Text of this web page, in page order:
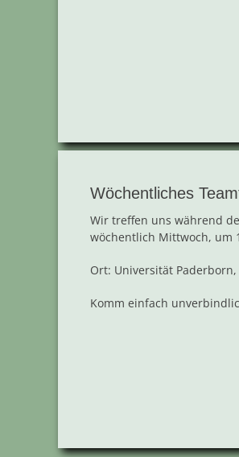
Wöchentliches
Wir treffen uns während
wöchentlich Mittwoch, um
Ort: Universität Paderborn,
Komm einfach